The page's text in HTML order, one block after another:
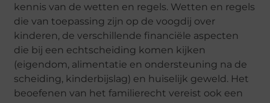
kennis van de wetten en regels. Wetten en regels
die van toepassing zijn op de voogdij over
kinderen, de verschillende financiële aspecten
die bij een echtscheiding komen kijken
(eigendom, alimentatie en ondersteuning na de
scheiding, kinderbijslag) en huiselijk geweld. Het
beoefenen van het familierecht vereist ook een